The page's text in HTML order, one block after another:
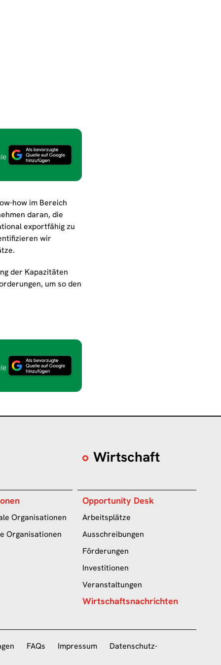
how im Bereich
daran, die
exportfähig zu
wir
der Kapazitäten
um so den
Wirtschaft
Organisationen
Organisationen
Opportunity Desk
Arbeitsplätze
Ausschreibungen
Förderungen
Investitionen
Veranstaltungen
Wirtschaftsnachrichten
FAQs Impressum Datenschutz-